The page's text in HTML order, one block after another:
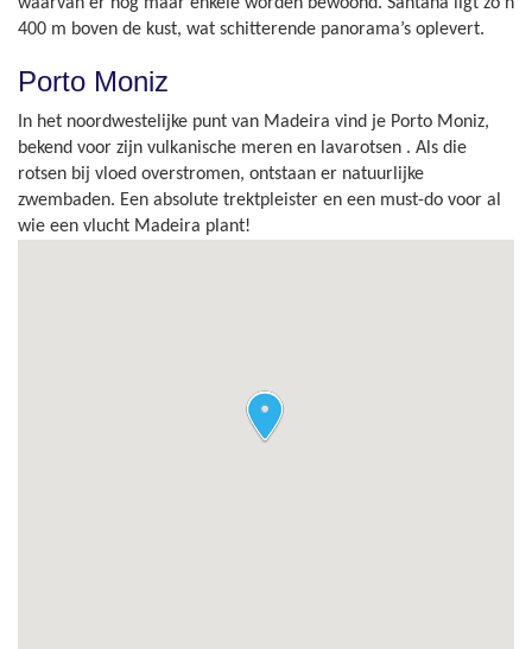
400 m boven de kust, wat schitterende panorama’s oplevert.
Porto Moniz
In het noordwestelijke punt van Madeira vind je Porto Moniz,
bekend voor zijn vulkanische meren en lavarotsen . Als die
rotsen bij vloed overstromen, ontstaan er natuurlijke
zwembaden. Een absolute trektpleister en een must-do voor al
wie een vlucht Madeira plant!